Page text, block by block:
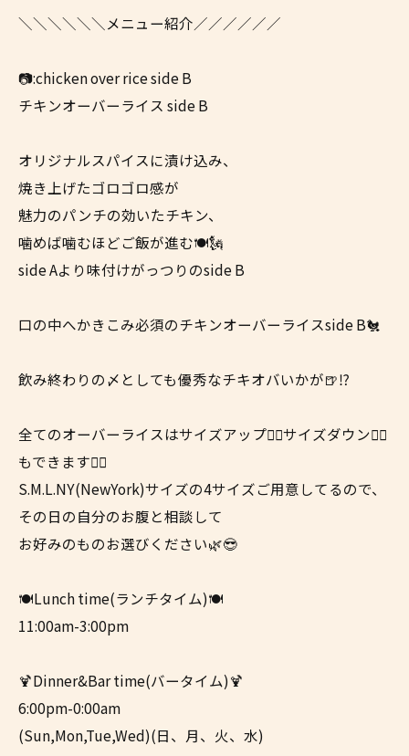
＼＼＼＼＼＼メニュー紹介／／／／／／
📷:chicken over rice side B
チキンオーバーライス side B
オリジナルスパイスに漬け込み、
焼き上げたゴロゴロ感が
魅力のパンチの効いたチキン、
噛めば噛むほどご飯が進む🍽️🗽
side Aより味付けがっつりのside B
口の中へかきこみ必須のチキンオーバーライスside B🐔
飲み終わりの〆としても優秀なチキオバいかが🍺⁉️
全てのオーバーライスはサイズアップ☝🏼サイズダウン👇🏼
もできます👍🏼
S.M.L.NY(NewYork)サイズの4サイズご用意してるので、
その日の自分のお腹と相談して
お好みのものお選びください🌿😎
🍽Lunch time(ランチタイム)🍽
11:00am-3:00pm
🍹Dinner&Bar time(バータイム)🍹
6:00pm-0:00am
(Sun,Mon,Tue,Wed)(日、月、火、水)